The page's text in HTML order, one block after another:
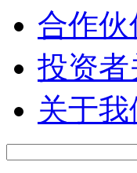
合作伙
投资者
关于我